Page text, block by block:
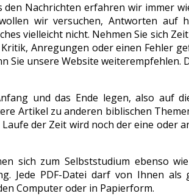
Nachrichten erfahren wir immer
wir versuchen, Antworten auf
vielleicht nicht. Nehmen Sie sich
Anregungen oder einen Fehler
Sie unsere Website weiterempfehlen.
und das Ende legen, also auf
Artikel zu anderen biblischen
der Zeit wird noch der eine oder
sich zum Selbststudium ebenso
Jede PDF-Datei darf von Ihnen als
Computer oder in Papierform.